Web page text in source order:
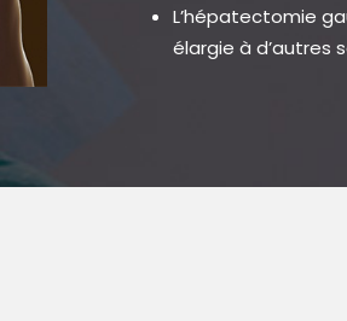
L’hépatectomie
élargie à d’autres